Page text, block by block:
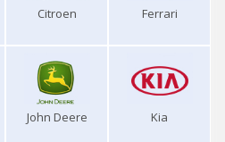
Citroen Ferrari
John Deere Kia